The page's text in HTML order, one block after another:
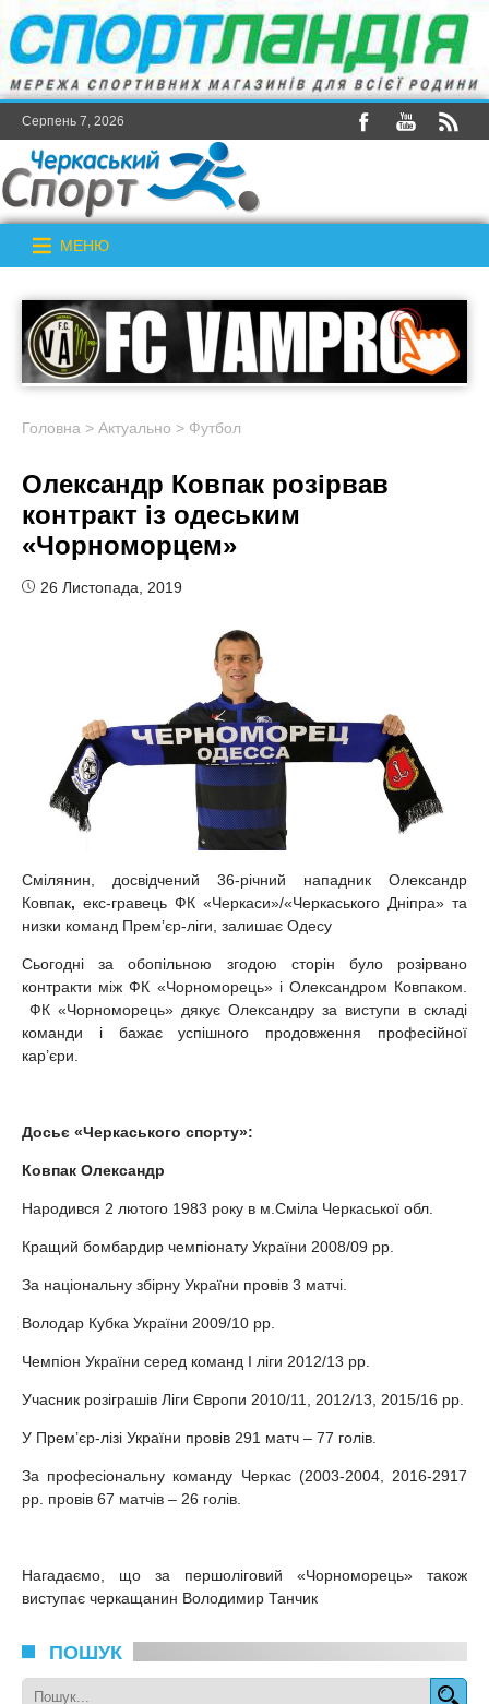
Серпень 7, 2026
МЕНЮ
Головна > Актуально > Футбол
Олександр Ковпак розірвав
контракт із одеським
«Чорноморцем»
26 Листопада, 2019
Смілянин, досвідчений 36-річний нападник Олександр
Ковпак, екс-гравець ФК «Черкаси»/«Черкаського Дніпра» та
низки команд Прем’єр-ліги, залишає Одесу
Сьогодні за обопільною згодою сторін було розірвано
контракти між ФК «Чорноморець» і Олександром Ковпаком.
ФК «Чорноморець» дякує Олександру за виступи в складі
команди і бажає успішного продовження професійної
кар’єри.
Досьє «Черкаського спорту»:
Ковпак Олександр
Народився 2 лютого 1983 року в м.Сміла Черкаської обл.
Кращий бомбардир чемпіонату України 2008/09 рр.
За національну збірну України провів 3 матчі.
Володар Кубка України 2009/10 рр.
Чемпіон України серед команд І ліги 2012/13 рр.
Учасник розіграшів Ліги Європи 2010/11, 2012/13, 2015/16 рр.
У Прем’єр-лізі України провів 291 матч – 77 голів.
За професіональну команду Черкас (2003-2004, 2016-2917
рр. провів 67 матчів – 26 голів.
Нагадаємо, що за першоліговий «Чорноморець» також
виступає черкащанин Володимир Танчик
ПОШУК